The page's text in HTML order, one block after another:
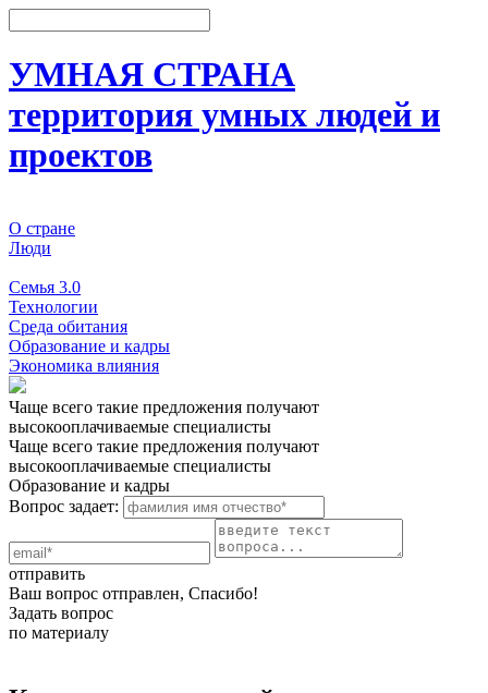
УМНАЯ СТРАНА
территория умных людей и
проектов
О стране
Люди
Семья 3.0
Технологии
Среда обитания
Образование и кадры
Экономика влияния
Чаще всего такие предложения получают
высокооплачиваемые специалисты
Чаще всего такие предложения получают
высокооплачиваемые специалисты
Образование и кадры
Вопрос задает:
отправить
Ваш вопрос отправлен, Спасибо!
Задать вопрос
по материалу